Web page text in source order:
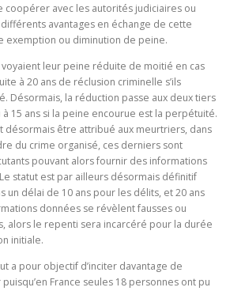
coopérer avec les autorités judiciaires ou
avantages en échange de cette
exemption ou diminution de peine.
leur peine réduite de moitié en cas
à 20 ans de réclusion criminelle s’ils
Désormais, la réduction passe aux deux tiers
15 ans si la peine encourue est la perpétuité.
désormais être attribué aux meurtriers, dans
du crime organisé, ces derniers sont
pouvant alors fournir des informations
statut est par ailleurs désormais définitif
un délai de 10 ans pour les délits, et 20 ans
données se révèlent fausses ou
alors le repenti sera incarcéré pour la durée
initiale.
a pour objectif d’inciter davantage de
France seules 18 personnes ont pu